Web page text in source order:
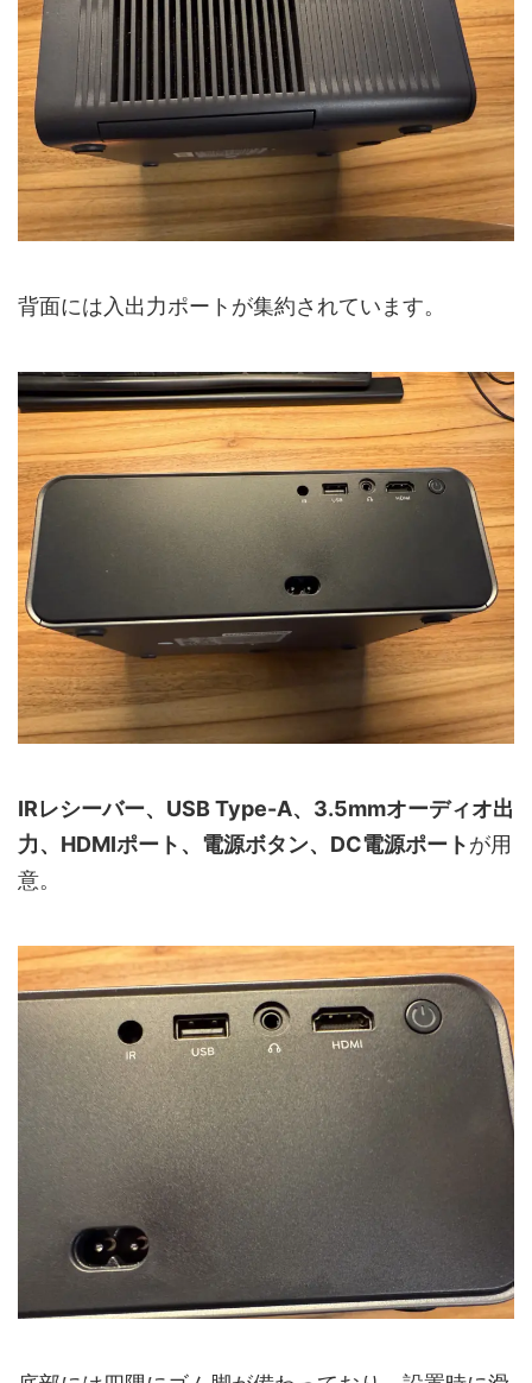
背面には入出力ポートが集約されています。
IRレシーバー、USB Type-A、3.5mmオーディオ出
力、HDMIポート、電源ボタン、DC電源ポートが用
意。